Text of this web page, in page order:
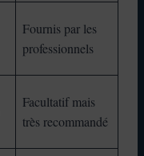
Fournis par les
professionnels
Facultatif mais
très recommandé